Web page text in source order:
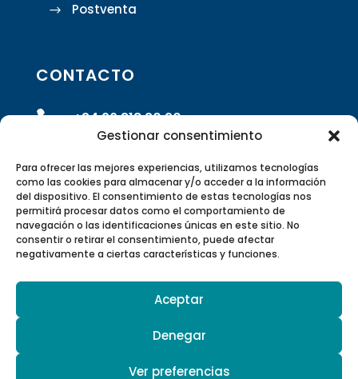
Gestionar consentimiento
Para ofrecer las mejores experiencias, utilizamos tecnologías
como las cookies para almacenar y/o acceder a la información
del dispositivo. El consentimiento de estas tecnologías nos
permitirá procesar datos como el comportamiento de
navegación o las identificaciones únicas en este sitio. No
consentir o retirar el consentimiento, puede afectar
negativamente a ciertas características y funciones.
Aceptar
Denegar
Ver preferencias
Postventa
CONTACTO
 +34 96 318 20 90
 info@rivasrobotics.com
 Envíanos un formulario

Polígono Industrial Suzi Calle 5 –
© 2026 Hurtado Rivas SL | Todos los derechos